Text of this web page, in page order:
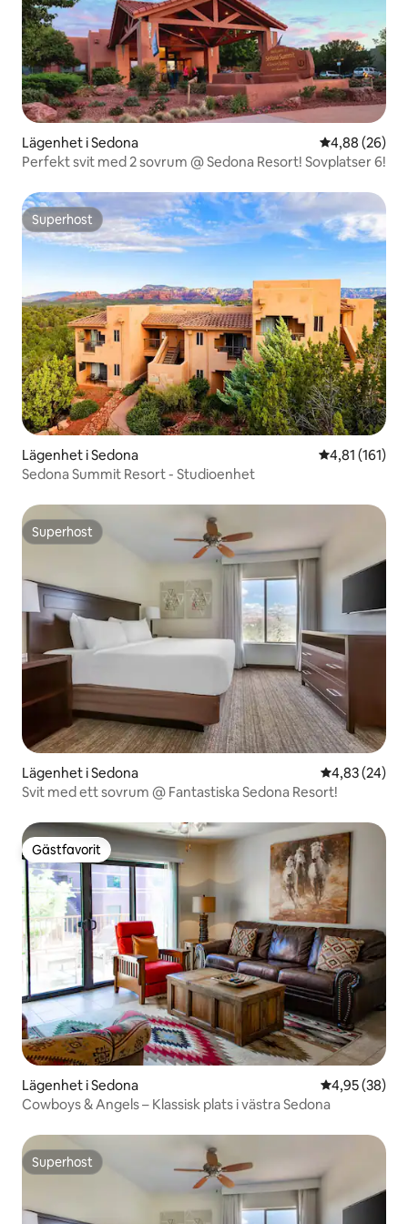
Lägenhet i Sedona 4,88 av 5 i
4,88 (26)
Perfekt svit med 2 sovrum @ Sedona Resort! Sovplatser 6!
Superhost
Superhost
Lägenhet i Sedona 4,81 av 5 i
4,81 (161)
Sedona Summit Resort - Studioenhet
Superhost
Superhost
Lägenhet i Sedona 4,83 av 5 i
4,83 (24)
Svit med ett sovrum @ Fantastiska Sedona Resort!
Gästfavorit
Gästfavorit
Lägenhet i Sedona 4,95 av 5 i
4,95 (38)
Cowboys & Angels – Klassisk plats i västra Sedona
Superhost
Superhost